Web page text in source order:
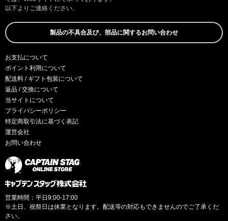
以下よりご連絡ください。
製品の不具合及び、部品に関するお問い合わせ
お支払について
ポイント利用について
配送料 / ギフト包装について
返品 / 交換について
当サイトについて
プライバシーポリシー
特定商取引法に基づく表記
運営会社
お問い合わせ
営業時間：平日9:00-17:00
※土日、祝祭日は休業となります。配送等の対応もできませんのでご了承くだ
さい。